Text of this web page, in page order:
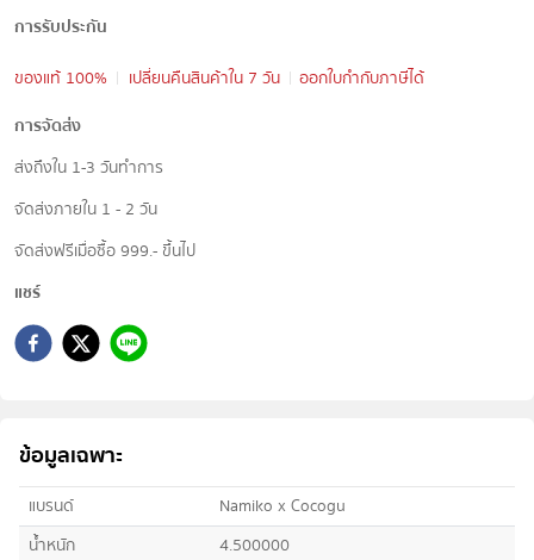
การรับประกัน
ของแท้ 100%
เปลี่ยนคืนสินค้าใน 7 วัน
ออกใบกำกับภาษีได้
การจัดส่ง
ส่งถึงใน 1-3 วันทำการ
จัดส่งภายใน 1 - 2 วัน
จัดส่งฟรีเมื่อซื้อ 999.- ขึ้นไป
แชร์
ข้อมูลเฉพาะ
แบรนด์
Namiko x Cocogu
น้ำหนัก
4.500000